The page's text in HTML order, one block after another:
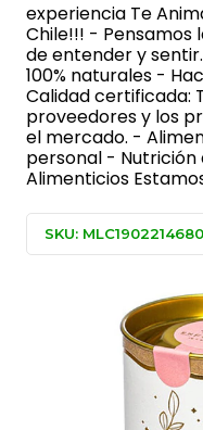
experiencia Te
Chile!!! - Pensamos
de entender y
100% naturales -
Calidad certificada:
proveedores y los
el mercado. -
personal -
Alimenticios
SKU: MLC1902214680